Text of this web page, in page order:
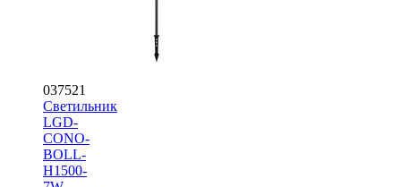
037521
Светильник
LGD-
CONO-
BOLL-
H1500-